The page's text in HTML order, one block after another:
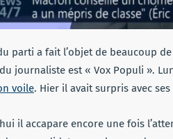
parti a fait l’objet de beaucoup
journaliste est « Vox Populi ».
voile. Hier il avait surpris avec
il accapare encore une fois